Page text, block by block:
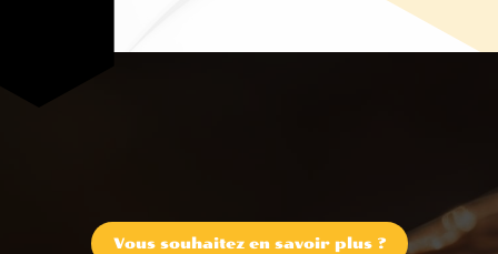
Vous souhaitez en savoir plus ?